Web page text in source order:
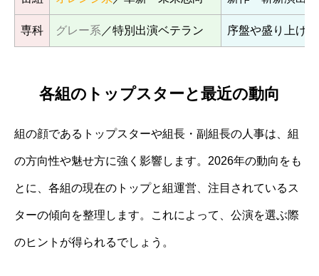
専科 グレー系 ／特別出演ベテラン 序盤や盛り上げ
各組のトップスターと最近の動向
組の顔であるトップスターや組長・副組長の人事は、組
の方向性や魅せ方に強く影響します。2026年の動向をも
とに、各組の現在のトップと組運営、注目されているス
ターの傾向を整理します。これによって、公演を選ぶ際
のヒントが得られるでしょう。